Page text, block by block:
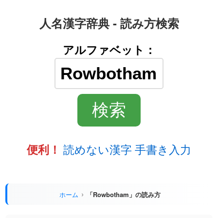
人名漢字辞典 - 読み方検索
アルファベット：
便利！ 読めない漢字 手書き入力
ホーム 「Rowbotham」の読み方